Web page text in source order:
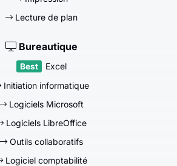
Lecture de plan
Bureautique
Excel
Initiation informatique
Logiciels Microsoft
Logiciels LibreOffice
Outils collaboratifs
Logiciel comptabilité